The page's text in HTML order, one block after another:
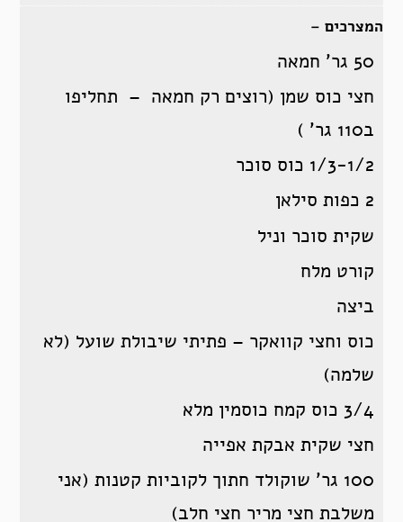
המצרכים –
50 גר’ חמאה
חצי כוס שמן (רוצים רק חמאה – תחליפו
ב110 גר’ )
1/3-1/2 כוס סוכר
2 כפות סילאן
שקית סוכר וניל
קורט מלח
ביצה
כוס וחצי קוואקר – פתיתי שיבולת שועל (לא
שלמה)
3/4 כוס קמח כוסמין מלא
חצי שקית אבקת אפייה
100 גר’ שוקולד חתוך לקוביות קטנות (אני
משלבת חצי מריר חצי חלב)